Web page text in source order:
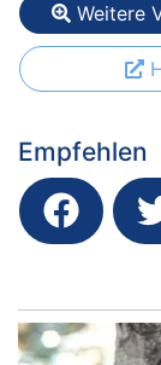
Weitere
Empfehlen